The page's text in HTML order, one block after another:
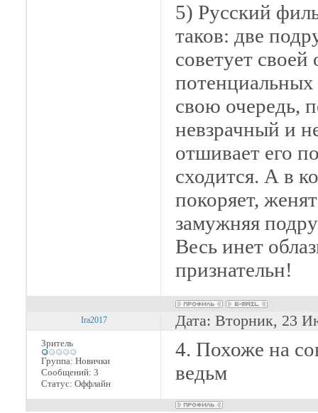
5) Русский
таков: две
советует
свою очередь,
невзрачный и
отшивает его
сходится. А в
покоряет,
замужняя
Весь инет
признательн!
Ira2017 Дата: Вторник, 23
Зритель
Группа: Новички
Сообщений: 3
Статус: Оффлайн
4. Похоже на
ведьм